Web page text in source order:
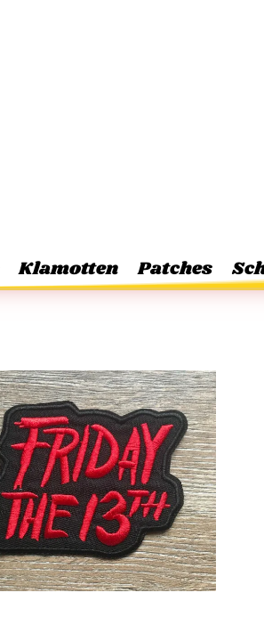
Klamotten Patches